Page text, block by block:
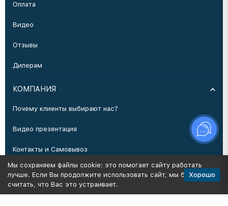
Оплата
Видео
Отзывы
Дилерам
КОМПАНИЯ
Почему клиенты выбирают нас?
Видео презентация
Контакты и Самовывоз
Производство
Мы сохраняем файлы cookie: это помогает сайту работать
лучше. Если Вы продолжите использовать сайт, мы будем
считать, что Вас это устраивает.
Хорошо